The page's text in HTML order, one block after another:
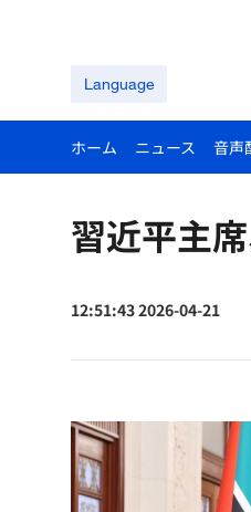
Language
ホーム ニュース 音声
習近平主
12:51:43 2026-04-21